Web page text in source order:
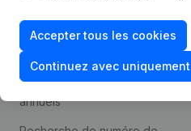
Accepter tous les cookies
Continuez avec
Compliance et prévention
de la fraude
Consulter des comptes
annuels